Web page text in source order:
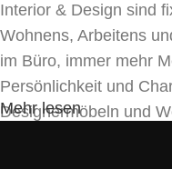
Produkt-PDF .Der
konfigurierbarund
Anforderungen
Hier geht es zum
Interior & Design sind
Wohnens, Arbeitens
im Büro, immer mehr
Persönlichkeit und
Designermöbeln und
Mehr lesen